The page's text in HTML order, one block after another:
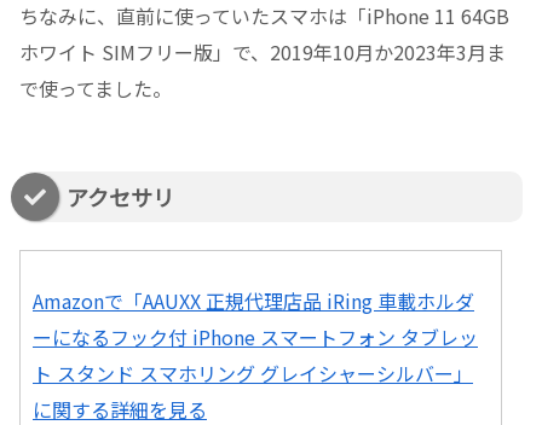
ちなみに、直前に使っていたスマホは「iPhone 11 64GB
ホワイト SIMフリー版」で、2019年10月か2023年3月ま
で使ってました。
アクセサリ
Amazonで「AAUXX 正規代理店品 iRing 車載ホルダ
ーになるフック付 iPhone スマートフォン タブレッ
ト スタンド スマホリング グレイシャーシルバー」
に関する詳細を見る